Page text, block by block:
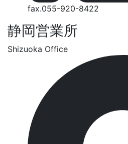
fax.055-920-8422
静岡営業所
Shizuoka Office